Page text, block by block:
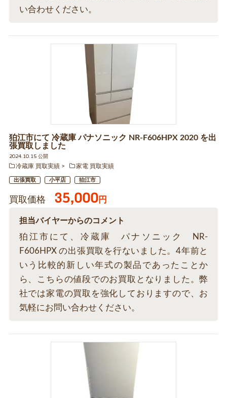
い合わせください。
狛江市にて 冷蔵庫 パナソニック NR-F606HPX 2020 を出
張買取しました
2024.10.15 公開
冷蔵庫 買取実績
家電 買取実績
出張買取 小平店 狛江市
買取価格 35,000円
担当バイヤーからのコメント
狛江市にて、冷蔵庫 パナソニック NR-
F606HPX の出張買取を行ないました。4年前と
いう比較的新しい年式の製品であったことか
ら、こちらの値段でのお買取となりました。弊
社では家電の買取を強化しておりますので、お
気軽にお問い合わせください。